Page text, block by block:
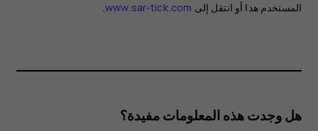
المستخدم هذا أو انتقل إلى www.sar-tick.com
.
هل وجدت هذه المعلومات مفيدة؟